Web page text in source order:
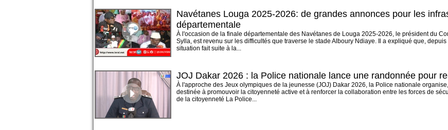
Navétanes Louga 2025-2026: de grandes annonces pour les
départementale
À l'occasion de la finale départementale des Navétanes de Louga 2025-2026, le président du
Sylla, est revenu sur les difficultés que traverse le stade Alboury Ndiaye. Il a expliqué que,
situation fait suite à la...
JOJ Dakar 2026 : la Police nationale lance une randonnée pour
À l'approche des Jeux olympiques de la jeunesse (JOJ) Dakar 2026, la Police nationale
destinée à promouvoir la citoyenneté active et à renforcer la collaboration entre les forces de
de la citoyenneté La Police...